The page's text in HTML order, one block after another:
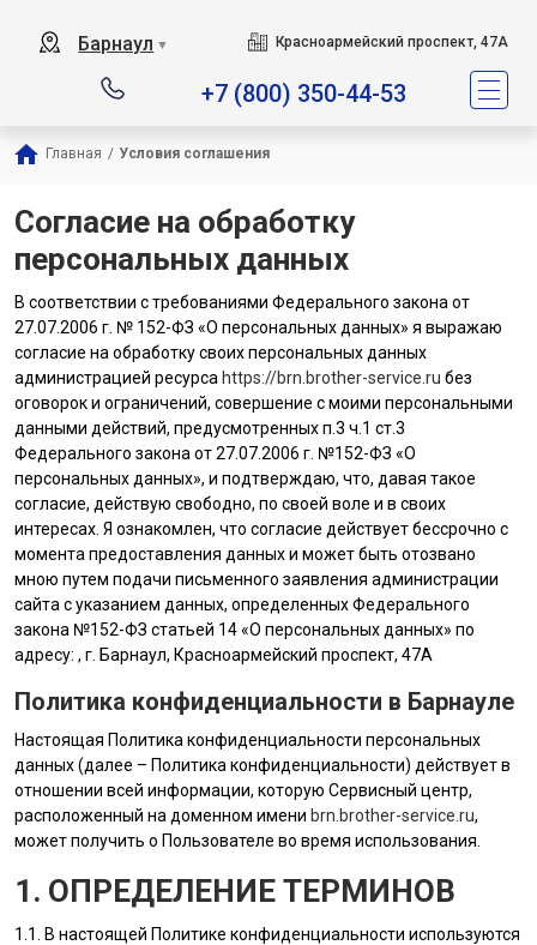
Барнаул ▼ Красноармейский проспект, 47А
+7 (800) 350-44-53
Главная / Условия соглашения
Согласие на обработку
персональных данных
В соответствии с требованиями Федерального закона от
27.07.2006 г. № 152-ФЗ «О персональных данных» я выражаю
согласие на обработку своих персональных данных
администрацией ресурса https://brn.brother-service.ru без
оговорок и ограничений, совершение с моими персональными
данными действий, предусмотренных п.3 ч.1 ст.3
Федерального закона от 27.07.2006 г. №152-ФЗ «О
персональных данных», и подтверждаю, что, давая такое
согласие, действую свободно, по своей воле и в своих
интересах. Я ознакомлен, что согласие действует бессрочно с
момента предоставления данных и может быть отозвано
мною путем подачи письменного заявления администрации
сайта с указанием данных, определенных Федерального
закона №152-ФЗ статьей 14 «О персональных данных» по
адресу: , г. Барнаул, Красноармейский проспект, 47А
Политика конфиденциальности в Барнауле
Настоящая Политика конфиденциальности персональных
данных (далее – Политика конфиденциальности) действует в
отношении всей информации, которую Сервисный центр,
расположенный на доменном имени brn.brother-service.ru,
может получить о Пользователе во время использования.
1. ОПРЕДЕЛЕНИЕ ТЕРМИНОВ
1.1. В настоящей Политике конфиденциальности используются